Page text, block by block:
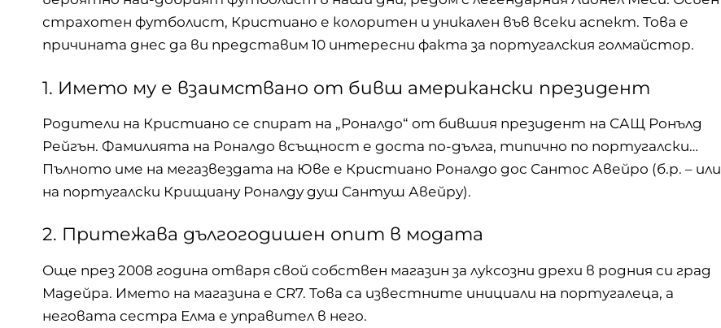
страхотен футболист, Кристиано е колоритен и уникален във всеки аспект. Това е
причината днес да ви представим 10 интересни факта за португалския голмайстор.
1. Името му е взаимствано от бивш американски президент
Родители на Кристиано се спират на „Роналдо“ от бившия президент на САЩ Ронълд
Рейгън. Фамилията на Роналдо всъщност е доста по-дълга, типично по португалски…
Пълното име на мегазвездата на Юве е Кристиано Роналдо дос Сантос Авейро (б.р. – или
на португалски Крищиану Роналду душ Сантуш Авейру).
2. Притежава дългогодишен опит в модата
Още през 2008 година отваря свой собствен магазин за луксозни дрехи в родния си град
Мадейра. Името на магазина е CR7. Това са известните инициали на португалеца, а
неговата сестра Елма е управител в него.